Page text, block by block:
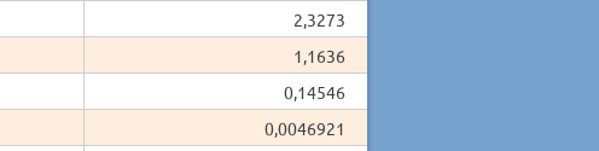
2,3273
1,1636
0,14546
0,0046921